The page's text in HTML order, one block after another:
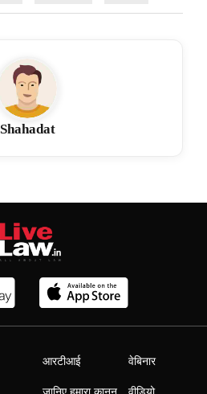
Shahadat
आरटीआई वेबिनार